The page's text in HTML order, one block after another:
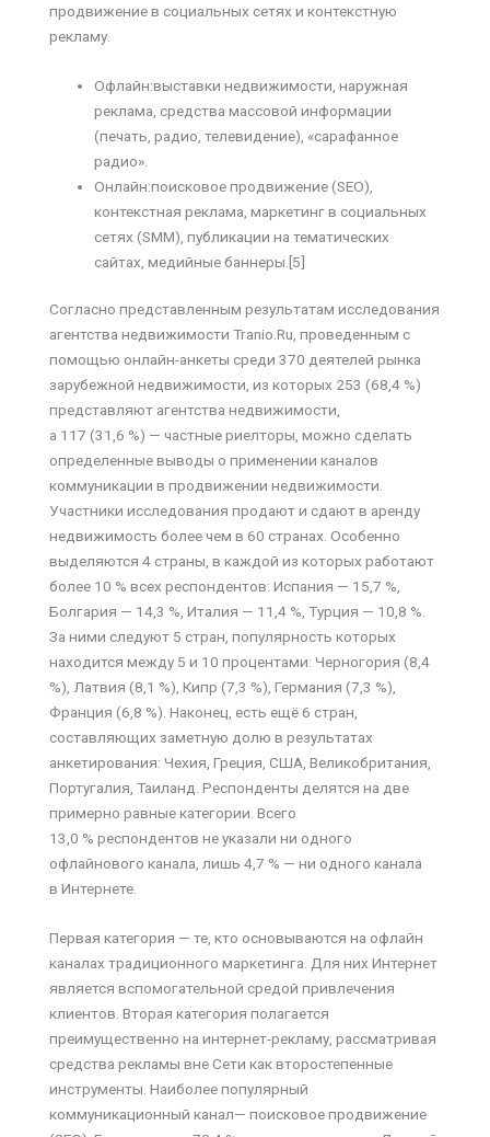
продвижение в социальных сетях и контекстную
рекламу.
Офлайн:выставки недвижимости, наружная
реклама, средства массовой информации
(печать, радио, телевидение), «сарафанное
радио».
Онлайн:поисковое продвижение (SEO),
контекстная реклама, маркетинг в социальных
сетях (SMM), публикации на тематических
сайтах, медийные баннеры.[5]
Согласно представленным результатам исследования
агентства недвижимости Tranio.Ru, проведенным с
помощью онлайн-анкеты среди 370 деятелей рынка
зарубежной недвижимости, из которых 253 (68,4 %)
представляют агентства недвижимости,
а 117 (31,6 %) — частные риелторы, можно сделать
определенные выводы о применении каналов
коммуникации в продвижении недвижимости.
Участники исследования продают и сдают в аренду
недвижимость более чем в 60 странах. Особенно
выделяются 4 страны, в каждой из которых работают
более 10 % всех респондентов: Испания — 15,7 %,
Болгария — 14,3 %, Италия — 11,4 %, Турция — 10,8 %.
За ними следуют 5 стран, популярность которых
находится между 5 и 10 процентами: Черногория (8,4
%), Латвия (8,1 %), Кипр (7,3 %), Германия (7,3 %),
Франция (6,8 %). Наконец, есть ещё 6 стран,
составляющих заметную долю в результатах
анкетирования: Чехия, Греция, США, Великобритания,
Португалия, Таиланд. Респонденты делятся на две
примерно равные категории. Всего
13,0 % респондентов не указали ни одного
офлайнового канала, лишь 4,7 % — ни одного канала
в Интернете.
Первая категория — те, кто основываются на офлайн
каналах традиционного маркетинга. Для них Интернет
является вспомогательной средой привлечения
клиентов. Вторая категория полагается
преимущественно на интернет-рекламу, рассматривая
средства рекламы вне Сети как второстепенные
инструменты. Наиболее популярный
коммуникационный канал— поисковое продвижение